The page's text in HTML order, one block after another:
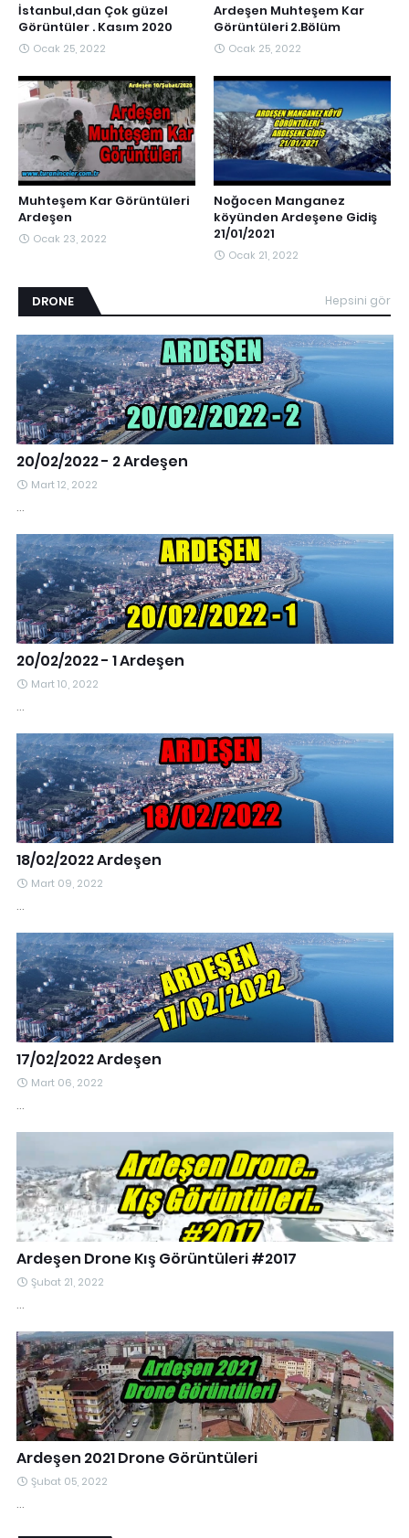
İstanbul,dan Çok güzel
Görüntüler . Kasım 2020
Ocak 25, 2022
Ardeşen Muhteşem Kar
Görüntüleri 2.Bölüm
Ocak 25, 2022
Muhteşem Kar Görüntüleri
Ardeşen
Ocak 23, 2022
Noğocen Manganez
köyünden Ardeşene Gidiş
21/01/2021
Ocak 21, 2022
DRONE Hepsini gör
20/02/2022 - 2 Ardeşen
Mart 12, 2022
…
20/02/2022 - 1 Ardeşen
Mart 10, 2022
…
18/02/2022 Ardeşen
Mart 09, 2022
…
17/02/2022 Ardeşen
Mart 06, 2022
…
Ardeşen Drone Kış Görüntüleri #2017
Şubat 21, 2022
…
Ardeşen 2021 Drone Görüntüleri
Şubat 05, 2022
…